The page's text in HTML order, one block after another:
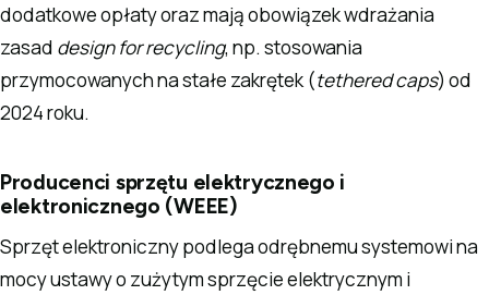
dodatkowe opłaty oraz mają obowiązek wdrażania
zasad design for recycling, np. stosowania
przymocowanych na stałe zakrętek (tethered caps) od
2024 roku.
Producenci sprzętu elektrycznego i
elektronicznego (WEEE)
Sprzęt elektroniczny podlega odrębnemu systemowi na
mocy ustawy o zużytym sprzęcie elektrycznym i